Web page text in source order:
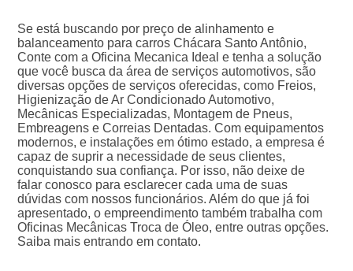
Se está buscando por preço de alinhamento e
balanceamento para carros Chácara Santo Antônio,
Conte com a Oficina Mecanica Ideal e tenha a solução
que você busca da área de serviços automotivos, são
diversas opções de serviços oferecidas, como Freios,
Higienização de Ar Condicionado Automotivo,
Mecânicas Especializadas, Montagem de Pneus,
Embreagens e Correias Dentadas. Com equipamentos
modernos, e instalações em ótimo estado, a empresa é
capaz de suprir a necessidade de seus clientes,
conquistando sua confiança. Por isso, não deixe de
falar conosco para esclarecer cada uma de suas
dúvidas com nossos funcionários. Além do que já foi
apresentado, o empreendimento também trabalha com
Oficinas Mecânicas Troca de Óleo, entre outras opções.
Saiba mais entrando em contato.